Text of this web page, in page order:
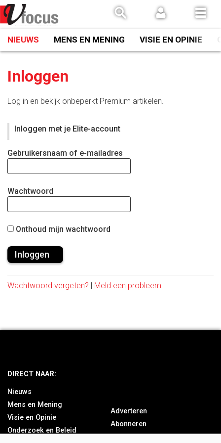
Spring
naar
inhoud
NIEUWS MENS EN MENING VISIE EN OPINIE
Inloggen
Log in en bekijk onbeperkt Premium artikelen.
Inloggen met je Elite-account
Gebruikersnaam of e-mailadres
Wachtwoord
Onthoud mijn wachtwoord
Wachtwoord vergeten? | Meld een probleem
DIRECT NAAR:
Nieuws
Mens en Mening
Visie en Opinie
Onderzoek en Beleid
Adverteren
Abonneren